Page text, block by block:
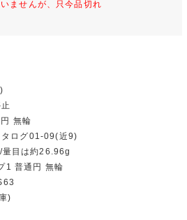
ませんが、只今品切れ
無輪
タログ01-09(近9)
目は約26.96g
1 普通円 無輪
)